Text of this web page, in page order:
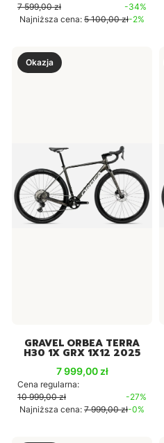
7 599,00 zł
-34%
Najniższa cena: 5 100,00 zł-2%
Okazja
GRAVEL ORBEA TERRA
H30 1X GRX 1X12 2025
Cena promocyjna
7 999,00 zł
Cena regularna:
10 999,00 zł
-27%
Najniższa cena: 7 999,00 zł-0%